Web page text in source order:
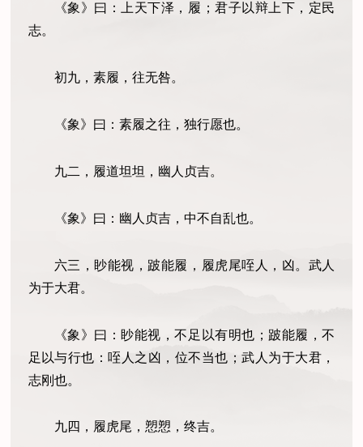
《象》曰：上天下泽，履；君子以辩上下，定民
志。
初九，素履，往无咎。
《象》曰：素履之往，独行愿也。
九二，履道坦坦，幽人贞吉。
《象》曰：幽人贞吉，中不自乱也。
六三，眇能视，跛能履，履虎尾咥人，凶。武人
为于大君。
《象》曰：眇能视，不足以有明也；跛能履，不
足以与行也：咥人之凶，位不当也；武人为于大君，
志刚也。
九四，履虎尾，愬愬，终吉。